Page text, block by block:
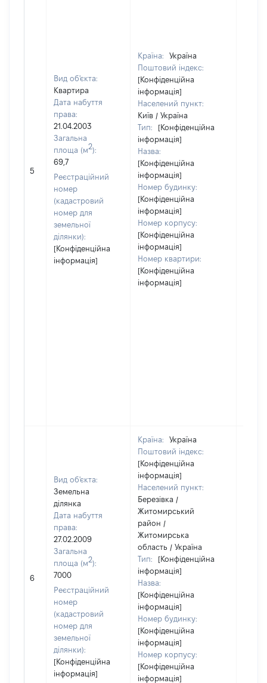
5
Вид об'єкта:
Квартира
Дата набуття
права:
21.04.2003
Загальна
площа (м2):
69,7
Реєстраційний
номер
(кадастровий
номер для
земельної
ділянки):
[Конфіденційна
інформація]
Країна:
Україна
Поштовий індекс:
[Конфіденційна
інформація]
Населений пункт:
Київ / Україна
Тип:
[Конфіденційна
інформація]
Назва:
[Конфіденційна
інформація]
Номер будинку:
[Конфіденційна
інформація]
Номер корпусу:
[Конфіденційна
інформація]
Номер квартири:
[Конфіденційна
інформація]
6
Вид об'єкта:
Земельна
ділянка
Дата набуття
права:
27.02.2009
Загальна
площа (м2):
7000
Реєстраційний
номер
(кадастровий
номер для
земельної
ділянки):
[Конфіденційна
інформація]
Країна:
Україна
Поштовий індекс:
[Конфіденційна
інформація]
Населений пункт:
Березівка /
Житомирський
район /
Житомирська
область / Україна
Тип:
[Конфіденційна
інформація]
Назва:
[Конфіденційна
інформація]
Номер будинку:
[Конфіденційна
інформація]
Номер корпусу:
[Конфіденційна
інформація]